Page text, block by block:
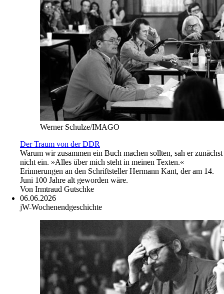
Werner Schulze/IMAGO
Der Traum von der DDR
Warum wir zusammen ein Buch machen sollten, sah er zunächst
nicht ein. »Alles über mich steht in meinen Texten.«
Erinnerungen an den Schriftsteller Hermann Kant, der am 14.
Juni 100 Jahre alt geworden wäre.
Von Irmtraud Gutschke
06.06.2026
jW-Wochenendgeschichte